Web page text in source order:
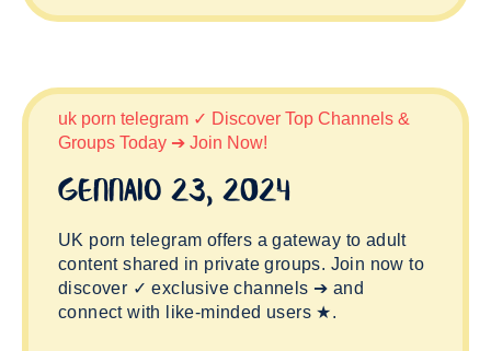
uk porn telegram ✓ Discover Top Channels &
Groups Today ➔ Join Now!
Gennaio 23, 2024
UK porn telegram offers a gateway to adult
content shared in private groups. Join now to
discover ✓ exclusive channels ➔ and
connect with like-minded users ★.